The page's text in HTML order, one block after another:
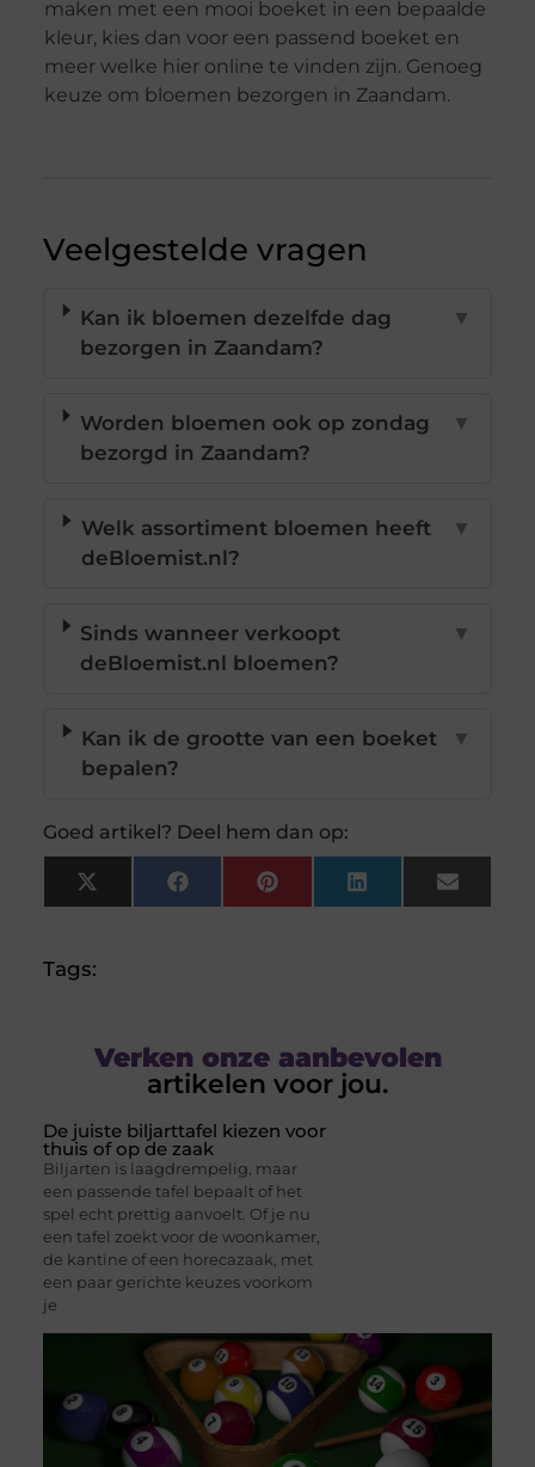
maken met een mooi boeket in een bepaalde
kleur, kies dan voor een passend boeket en
meer welke hier online te vinden zijn. Genoeg
keuze om bloemen bezorgen in Zaandam.
Veelgestelde vragen
Kan ik bloemen dezelfde dag
bezorgen in Zaandam?
▼
Worden bloemen ook op zondag
bezorgd in Zaandam?
▼
Welk assortiment bloemen heeft
deBloemist.nl?
▼
Sinds wanneer verkoopt
deBloemist.nl bloemen?
▼
Kan ik de grootte van een boeket
bepalen?
▼
Goed artikel? Deel hem dan op:
X
(Twitter)
FacebookPinterestLinkedInEmail
Tags:
Verken onze aanbevolen
artikelen voor jou.
De juiste biljarttafel kiezen voor
thuis of op de zaak
Biljarten is laagdrempelig, maar
een passende tafel bepaalt of het
spel echt prettig aanvoelt. Of je nu
een tafel zoekt voor de woonkamer,
de kantine of een horecazaak, met
een paar gerichte keuzes voorkom
je